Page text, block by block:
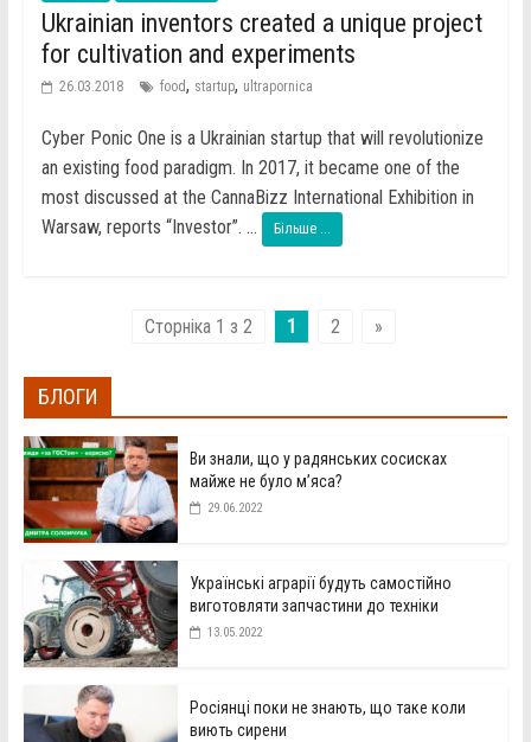
Ukrainian inventors created a unique project
for cultivation and experiments
26.03.2018 food, startup, ultrapornica
Cyber ​​Ponic One is a Ukrainian startup that will revolutionize
an existing food paradigm. In 2017, it became one of the
most discussed at the CannaBizz International Exhibition in
Warsaw, reports “Investor”. ...
Більше ...
Сторніка 1 з 2 1 2 »
БЛОГИ
Ви знали, що у радянських сосисках
майже не було м’яса?
29.06.2022
Українські аграрії будуть самостійно
виготовляти запчастини до техніки
13.05.2022
Росіянці поки не знають, що таке коли
виють сирени